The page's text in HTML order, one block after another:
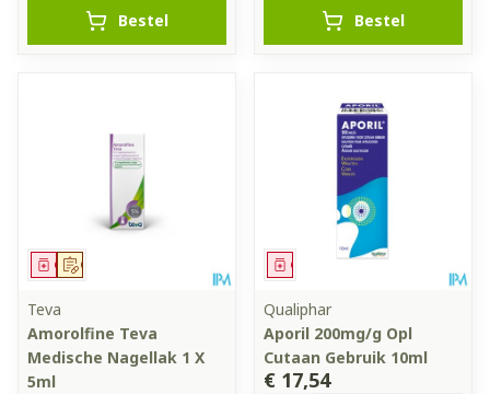
Bestel Bestel
Op voorschrift
Geneesmiddel
Teva
Amorolfine Teva
Medische Nagellak 1 X
5ml
Geneesmiddel
Qualiphar
Aporil 200mg/g Opl
Cutaan Gebruik 10ml
€ 17,54